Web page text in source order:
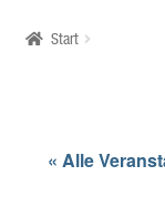
Start
« Alle